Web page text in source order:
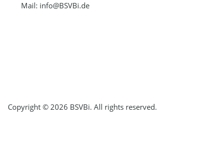
Mail: info@BSVBi.de
Copyright © 2026 BSVBi. All rights reserved.